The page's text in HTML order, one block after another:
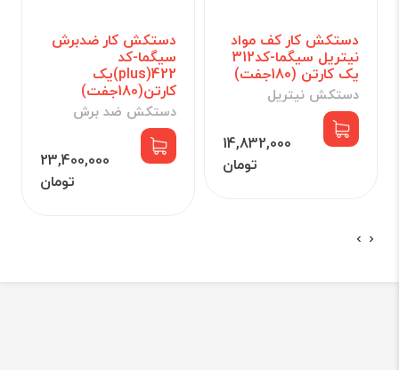
دستکش کار کف مواد
نیتریل سیگما-کد312
یک کارتن (180جفت)
دستکش نیتریل
14,832,000
تومان
دستکش کار ضدبرش
سیگما-کد
422(plus)یک
کارتن(180جفت)
دستکش ضد برش
23,400,000
تومان